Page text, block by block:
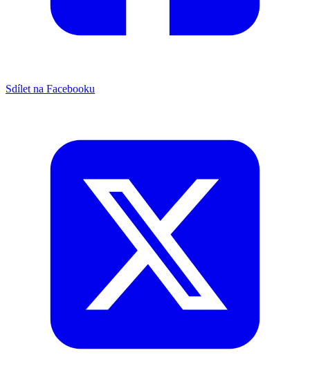
Sdílet na Facebooku